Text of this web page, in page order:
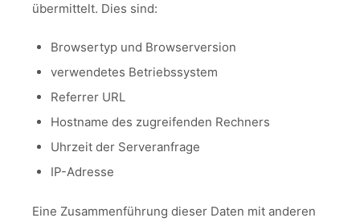
übermittelt. Dies sind:
Browsertyp und Browserversion
verwendetes Betriebssystem
Referrer URL
Hostname des zugreifenden Rechners
Uhrzeit der Serveranfrage
IP-Adresse
Eine Zusammenführung dieser Daten mit anderen